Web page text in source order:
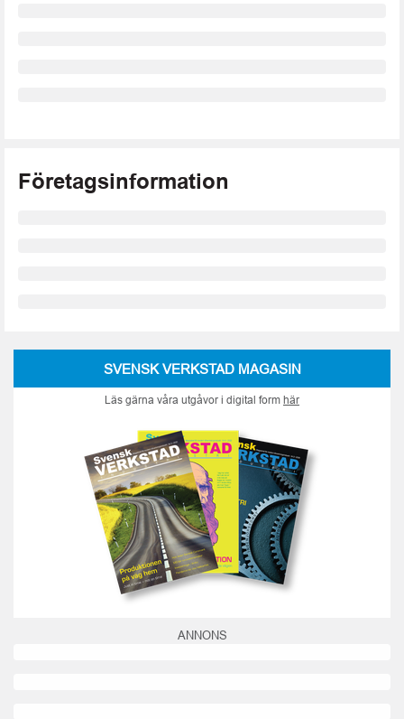
Företagsinformation
SVENSK VERKSTAD MAGASIN
Läs gärna våra utgåvor i digital form här
ANNONS